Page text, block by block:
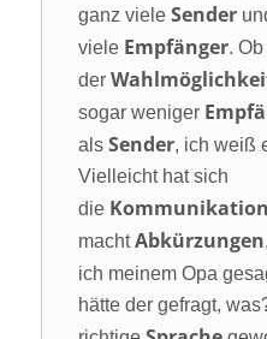
ganz viele Sender
viele Empfänger. Ob
der
sogar weniger
als Sender, ich weiß
Vielleicht hat sich
die Kommunikation
machtAbkürzungen,
ich meinem Opa
hätte der gefragt,